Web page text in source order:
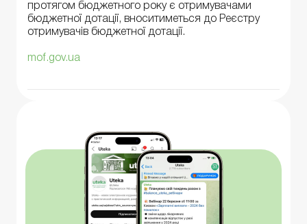
протягом бюджетного року є отримувачами
бюджетної дотації, вноситиметься до Реєстру
отримувачів бюджетної дотації.
mof.gov.ua